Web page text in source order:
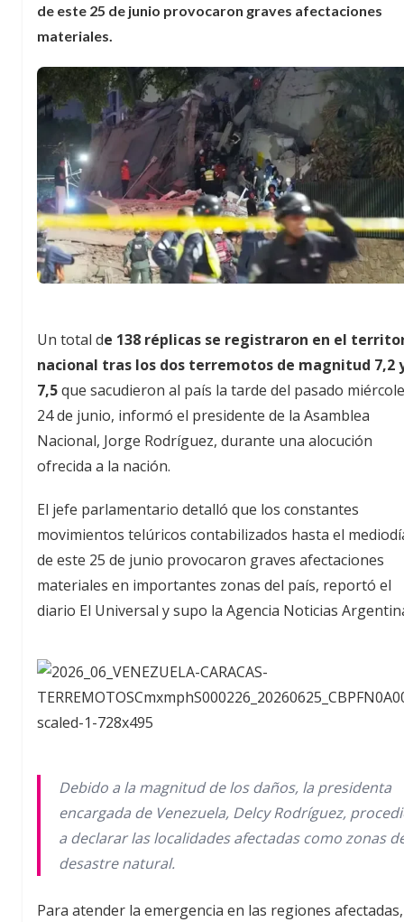
de este 25 de junio provocaron graves afectaciones
materiales.
Un total de 138 réplicas se registraron en el
nacional tras los dos terremotos de magnitud 7,2
7,5que sacudieron al país la tarde del pasado
24 de junio, informó el presidente de la Asamblea
Nacional, Jorge Rodríguez, durante una alocución
ofrecida a la nación.
El jefe parlamentario detalló que los constantes
movimientos telúricos contabilizados hasta el
de este 25 de junio provocaron graves afectaciones
materiales en importantes zonas del país, reportó el
diario El Universal y supo la Agencia Noticias
Debido a la magnitud de los daños, la presidenta
encargada de Venezuela, Delcy Rodríguez,
a declarar las localidades afectadas como zonas
desastre natural.
Para atender la emergencia en las regiones